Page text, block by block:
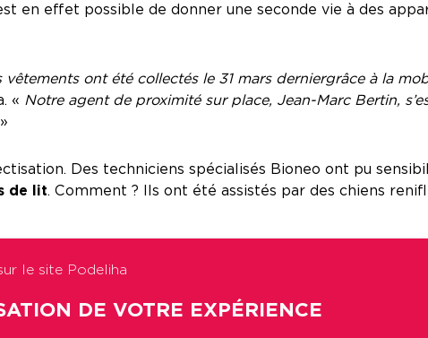
en effet possible de donner une seconde vie à des
ont été collectés le 31 mars dernier grâce à la
« Notre agent de proximité sur place, Jean-Marc Bertin,
»
Des techniciens spécialisés Bioneo ont pu
de lit. Comment ? Ils ont été assistés par des chiens
le site Podeliha
DE VOTRE EXPÉRIENCE